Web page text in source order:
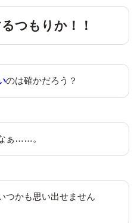
つもりか！！
のは確かだろう？
ぁ……。
つかも思い出せません